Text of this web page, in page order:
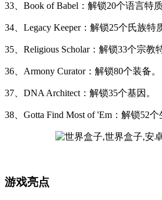
33、Book of Babel：解锁20个语言特质
34、Legacy Keeper：解锁25个氏族特
35、Religious Scholar：解锁33个宗教
36、Armony Curator：解锁80个装备。
37、DNA Architect：解锁35个基因。
38、Gotta Find Most of 'Em：解锁52个
游戏亮点